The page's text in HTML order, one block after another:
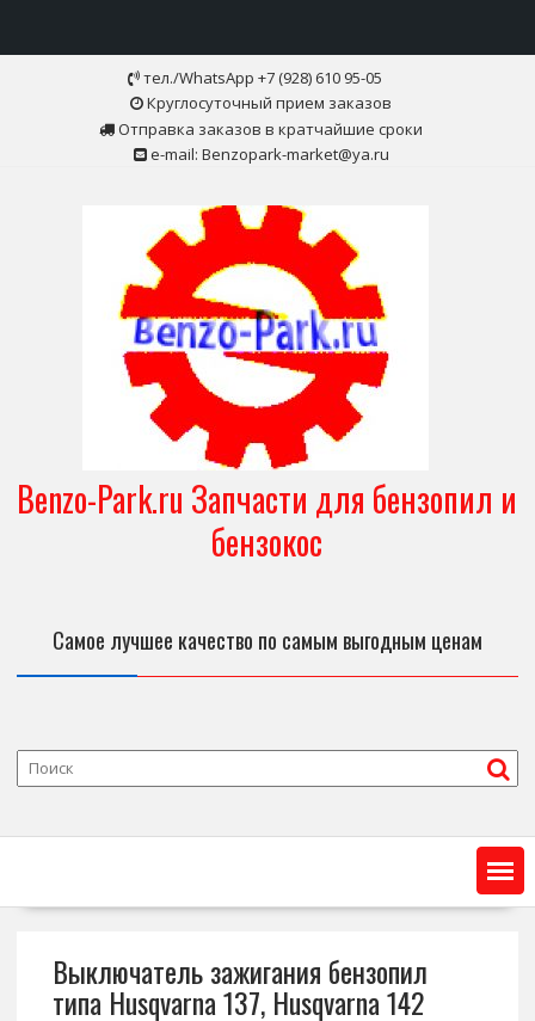
тел./WhatsApp +7 (928) 610 95-05
Круглосуточный прием заказов
Отправка заказов в кратчайшие сроки
e-mail: Benzopark-market@ya.ru
Benzo-Park.ru Запчасти для бензопил и
бензокос
Самое лучшее качество по самым выгодным ценам
Выключатель зажигания бензопил
типа Husqvarna 137, Husqvarna 142